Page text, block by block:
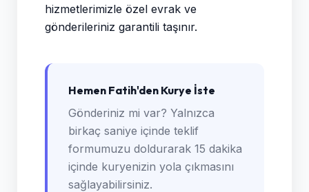
hizmetlerimizle özel evrak ve
gönderileriniz garantili taşınır.
Hemen Fatih'den Kurye İste
Gönderiniz mi var? Yalnızca
birkaç saniye içinde teklif
formumuzu doldurarak 15 dakika
içinde kuryenizin yola çıkmasını
sağlayabilirsiniz.